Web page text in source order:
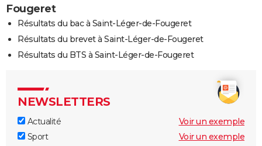
Fougeret
Résultats du bac à Saint-Léger-de-Fougeret
Résultats du brevet à Saint-Léger-de-Fougeret
Résultats du BTS à Saint-Léger-de-Fougeret
NEWSLETTERS
Actualité
Voir un exemple
Sport
Voir un exemple